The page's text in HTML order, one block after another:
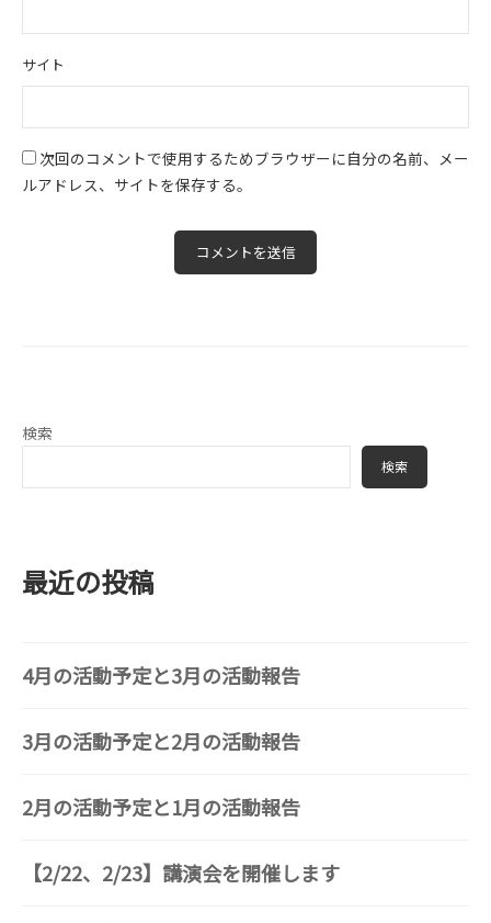
サイト
次回のコメントで使用するためブラウザーに自分の名前、メー
ルアドレス、サイトを保存する。
検索
検索
最近の投稿
4月の活動予定と3月の活動報告
3月の活動予定と2月の活動報告
2月の活動予定と1月の活動報告
【2/22、2/23】講演会を開催します